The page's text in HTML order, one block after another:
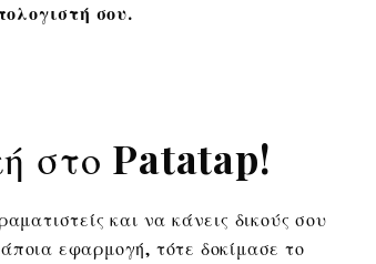
σου.
στο Patatap!
και να κάνεις δικούς σου
εφαρμογή, τότε δοκίμασε το